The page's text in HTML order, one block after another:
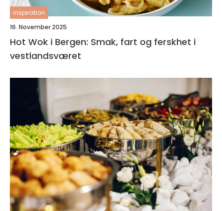
inspiration
16. November 2025
Hot Wok i Bergen: Smak, fart og ferskhet i
vestlandsværet